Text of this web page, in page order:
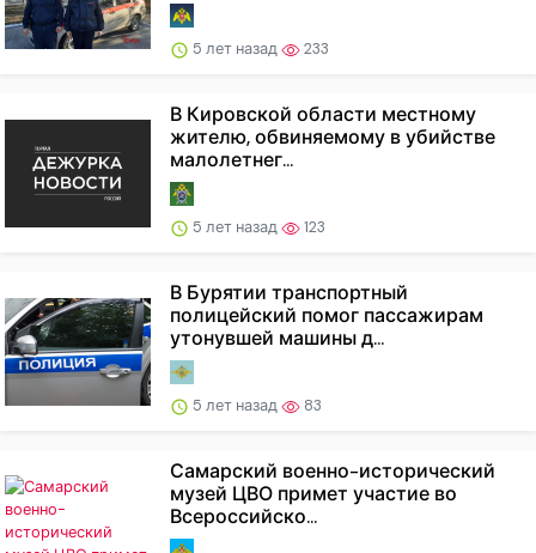
5 лет назад 233
В Кировской области местному
жителю, обвиняемому в убийстве
малолетнег...
5 лет назад 123
В Бурятии транспортный
полицейский помог пассажирам
утонувшей машины д...
5 лет назад 83
Самарский военно-исторический
музей ЦВО примет участие во
Всероссийско...